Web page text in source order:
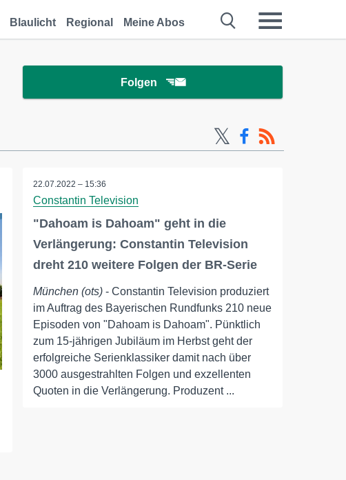
Blaulicht Regional Meine Abos
Folgen
22.07.2022 – 15:36
Constantin Television
"Dahoam is Dahoam" geht in die
Verlängerung: Constantin Television
dreht 210 weitere Folgen der BR-Serie
München (ots) - Constantin Television produziert
im Auftrag des Bayerischen Rundfunks 210 neue
Episoden von "Dahoam is Dahoam". Pünktlich
zum 15-jährigen Jubiläum im Herbst geht der
erfolgreiche Serienklassiker damit nach über
3000 ausgestrahlten Folgen und exzellenten
Quoten in die Verlängerung. Produzent ...